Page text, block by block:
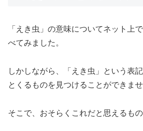
「えき虫」の意味についてネット上
べてみました。
しかしながら、「えき虫」という表
とくるものを見つけることができませ
そこで、おそらくこれだと思えるもの